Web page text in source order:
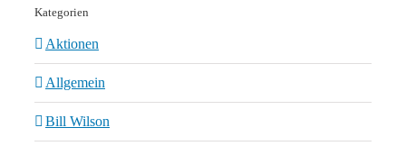
Kategorien
Aktionen
Allgemein
Bill Wilson